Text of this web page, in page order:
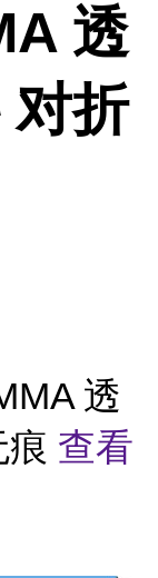
透
对折
透
查看